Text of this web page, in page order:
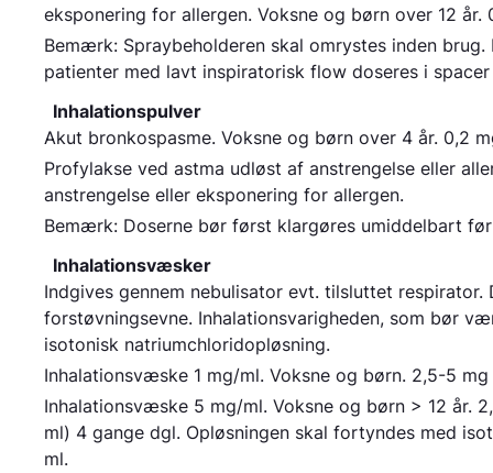
eksponering for allergen. Voksne og børn over 12 år.
Bemærk: Spraybeholderen skal omrystes inden
patienter med lavt inspiratorisk flow doseres i
Inhalationspulver
Akut bronkospasme. Voksne og børn over 4 år. 0,2
Profylakse ved astma udløst af anstrengelse eller
anstrengelse eller eksponering for allergen.
Bemærk: Doserne bør først klargøres umiddelbart
Inhalationsvæsker
Indgives gennem nebulisator evt. tilsluttet
forstøvningsevne. Inhalationsvarigheden, som bør
isotonisk natriumchloridopløsning.
Inhalationsvæske 1 mg/ml. Voksne og børn. 2,5-5 mg
Inhalationsvæske 5 mg/ml. Voksne og børn > 12 år.
ml) 4 gange dgl. Opløsningen skal fortyndes med
ml.